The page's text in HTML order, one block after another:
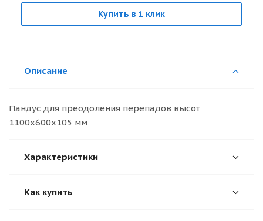
Купить в 1 клик
Описание
Пандус для преодоления перепадов высот
1100х600х105 мм
Характеристики
Как купить